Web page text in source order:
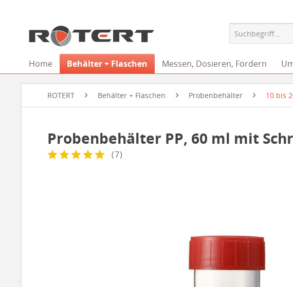
Home Behälter + Flaschen Messen, Dosieren, Fördern
ROTERT Behälter + Flaschen Probenbehälter 10 bis
Probenbehälter PP, 60 ml mit
(7)